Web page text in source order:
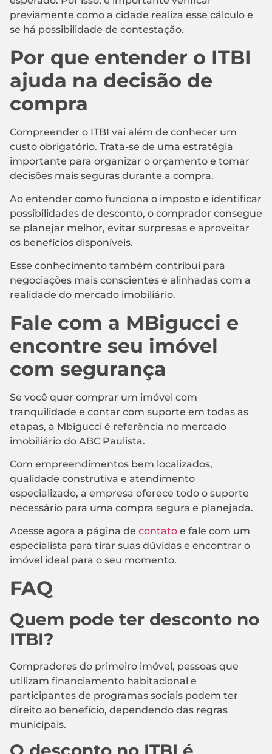
previamente como a cidade realiza esse cálculo e
se há possibilidade de contestação.
Por que entender o ITBI
ajuda na decisão de
compra
Compreender o ITBI vai além de conhecer um
custo obrigatório. Trata-se de uma estratégia
importante para organizar o orçamento e tomar
decisões mais seguras durante a compra.
Ao entender como funciona o imposto e identificar
possibilidades de desconto, o comprador consegue
se planejar melhor, evitar surpresas e aproveitar
os benefícios disponíveis.
Esse conhecimento também contribui para
negociações mais conscientes e alinhadas com a
realidade do mercado imobiliário.
Fale com a MBigucci e
encontre seu imóvel
com segurança
Se você quer comprar um imóvel com
tranquilidade e contar com suporte em todas as
etapas, a Mbigucci é referência no mercado
imobiliário do ABC Paulista.
Com empreendimentos bem localizados,
qualidade construtiva e atendimento
especializado, a empresa oferece todo o suporte
necessário para uma compra segura e planejada.
Acesse agora a página de contato e fale com um
especialista para tirar suas dúvidas e encontrar o
imóvel ideal para o seu momento.
FAQ
Quem pode ter desconto no
ITBI?
Compradores do primeiro imóvel, pessoas que
utilizam financiamento habitacional e
participantes de programas sociais podem ter
direito ao benefício, dependendo das regras
municipais.